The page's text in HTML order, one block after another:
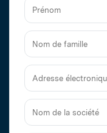
Prénom
Nom
de
famille
Adresse
électronique
professionnelle